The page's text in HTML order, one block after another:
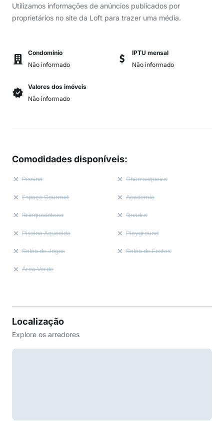
Utilizamos informações de anúncios publicados por
proprietários no site da Loft para trazer uma média.
Condomínio
Não informado
IPTU mensal
Não informado
Valores dos imóveis
Não informado
Comodidades disponíveis:
Piscina Churrasqueira
Espaço Gourmet Academia
Brinquedoteca Quadra
Piscina Aquecida Playground
Salão de Jogos Salão de Festas
Área Verde
Localização
Explore os arredores